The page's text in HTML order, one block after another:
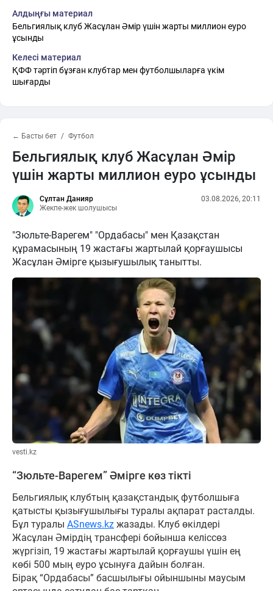
Алдыңғы материал
Бельгиялық клуб Жасұлан Әмір үшін жарты миллион еуро
ұсынды
Келесі материал
ҚФФ тәртіп бұзған клубтар мен футболшыларға үкім
шығарды
← Басты бет Футбол
Бельгиялық клуб Жасұлан Әмір
үшін жарты миллион еуро ұсынды
Сұлтан Данияр
Жекпе-жек шолушысы
03.08.2026, 20:11
"Зюльте-Варегем" "Ордабасы" мен Қазақстан
құрамасының 19 жастағы жартылай қорғаушысы
Жасұлан Әмірге қызығушылық танытты.
vesti.kz
“Зюльте-Варегем” Әмірге көз тікті
Бельгиялық клубтың қазақстандық футболшыға
қатысты қызығушылығы туралы ақпарат расталды.
Бұл туралы ASnews.kz жазады. Клуб өкілдері
Жасұлан Әмірдің трансфері бойынша келіссөз
жүргізіп, 19 жастағы жартылай қорғаушы үшін ең
көбі 500 мың еуро ұсынуға дайын болған.
Бірақ “Ордабасы” басшылығы ойыншыны маусым